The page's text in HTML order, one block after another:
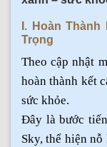
I. Hoàn
Trọng
Theo cập nhật
hoàn thành kết
sức khỏe.
Đây là bước
Sky, thể hiện